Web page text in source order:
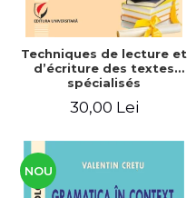
Techniques de lecture et
d’écriture des textes
spécialisés
30,00 Lei
NOU